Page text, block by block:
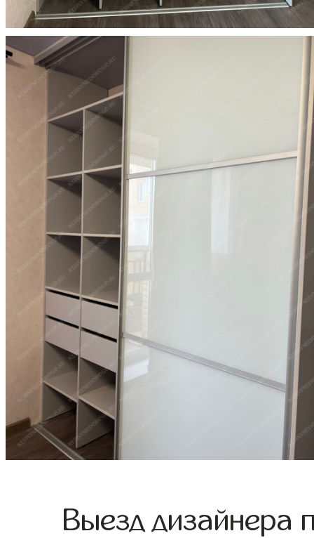
Выезд дизайнера